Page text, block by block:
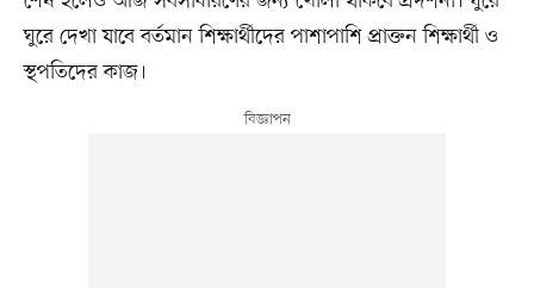
ঘুরে দেখা যাবে বর্তমান শিক্ষার্থীদের পাশাপাশি প্রাক্তন শিক্ষার্থী ও
স্থপতিদের কাজ।